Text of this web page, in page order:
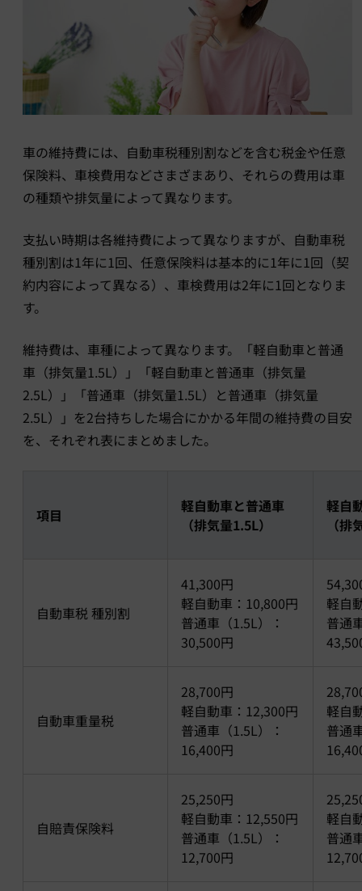
車の維持費には、自動車税種別割などを含む税金や任意
保険料、車検費用などさまざまあり、それらの費用は車
の種類や排気量によって異なります。
支払い時期は各維持費によって異なりますが、自動車税
種別割は1年に1回、任意保険料は基本的に1年に1回（契
約内容によって異なる）、車検費用は2年に1回となりま
す。
維持費は、車種によって異なります。「軽自動車と普通
車（排気量1.5L）」「軽自動車と普通車（排気量
2.5L）」「普通車（排気量1.5L）と普通車（排気量
2.5L）」を2台持ちした場合にかかる年間の維持費の目安
を、それぞれ表にまとめました。
項目
軽自動車と普通車
（排気量1.5L）
軽自
（排
自動車税 種別割
41,300円
軽自動車：10,800円
普通車（1.5L）：
30,500円
軽自
普通
自動車重量税
28,700円
軽自動車：12,300円
普通車（1.5L）：
16,400円
軽自
普通
自賠責保険料
25,250円
軽自動車：12,550円
普通車（1.5L）：
12,700円
軽自
普通